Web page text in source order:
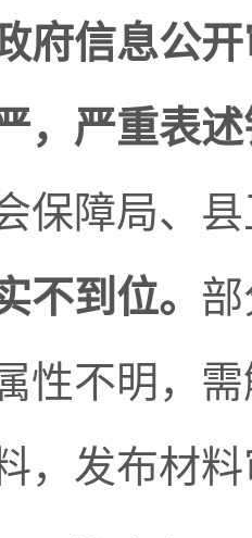
府信息公
， 严重表
保障局、
不到位。
性不明，
，发布材